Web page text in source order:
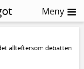
allteftersom debatten
Meny